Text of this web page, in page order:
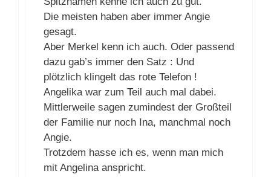
Die meisten haben aber immer Angie
gesagt.
Aber Merkel kenn ich auch. Oder passend
dazu gab’s immer den Satz : Und
plötzlich klingelt das rote Telefon !
Angelika war zum Teil auch mal dabei.
Mittlerweile sagen zumindest der Großteil
der Familie nur noch Ina, manchmal noch
Angie.
Trotzdem hasse ich es, wenn man mich
mit Angelina anspricht.